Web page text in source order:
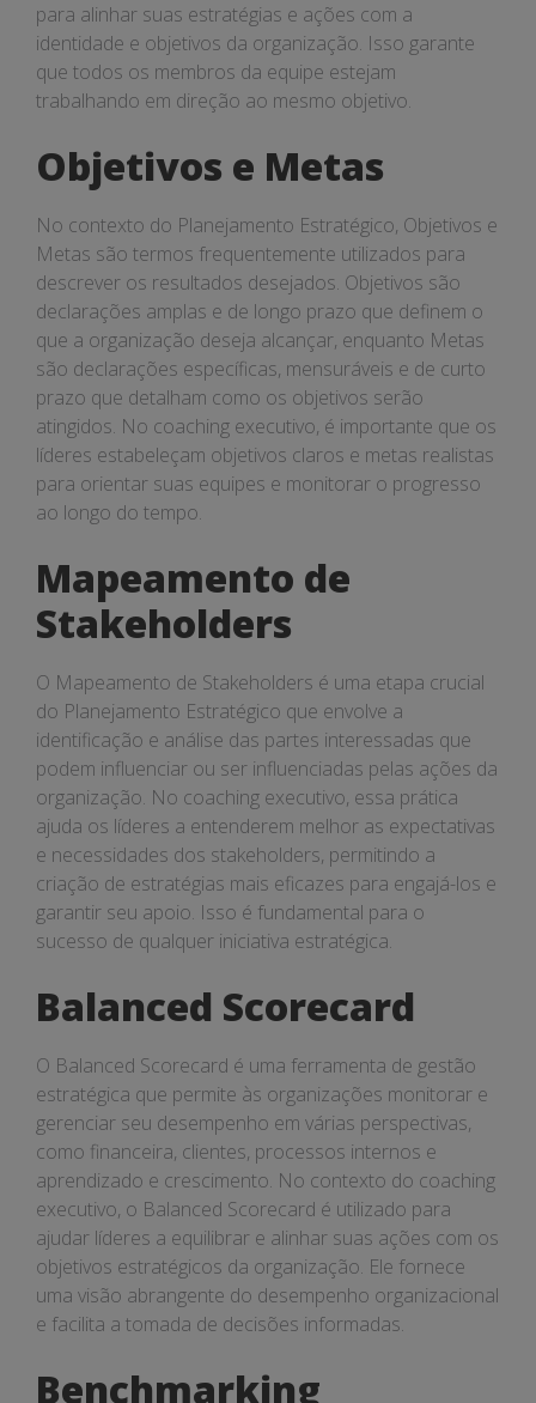
para alinhar suas estratégias e ações com a
identidade e objetivos da organização. Isso garante
que todos os membros da equipe estejam
trabalhando em direção ao mesmo objetivo.
Objetivos e Metas
No contexto do Planejamento Estratégico, Objetivos e
Metas são termos frequentemente utilizados para
descrever os resultados desejados. Objetivos são
declarações amplas e de longo prazo que definem o
que a organização deseja alcançar, enquanto Metas
são declarações específicas, mensuráveis e de curto
prazo que detalham como os objetivos serão
atingidos. No coaching executivo, é importante que os
líderes estabeleçam objetivos claros e metas realistas
para orientar suas equipes e monitorar o progresso
ao longo do tempo.
Mapeamento de
Stakeholders
O Mapeamento de Stakeholders é uma etapa crucial
do Planejamento Estratégico que envolve a
identificação e análise das partes interessadas que
podem influenciar ou ser influenciadas pelas ações da
organização. No coaching executivo, essa prática
ajuda os líderes a entenderem melhor as expectativas
e necessidades dos stakeholders, permitindo a
criação de estratégias mais eficazes para engajá-los e
garantir seu apoio. Isso é fundamental para o
sucesso de qualquer iniciativa estratégica.
Balanced Scorecard
O Balanced Scorecard é uma ferramenta de gestão
estratégica que permite às organizações monitorar e
gerenciar seu desempenho em várias perspectivas,
como financeira, clientes, processos internos e
aprendizado e crescimento. No contexto do coaching
executivo, o Balanced Scorecard é utilizado para
ajudar líderes a equilibrar e alinhar suas ações com os
objetivos estratégicos da organização. Ele fornece
uma visão abrangente do desempenho organizacional
e facilita a tomada de decisões informadas.
Benchmarking